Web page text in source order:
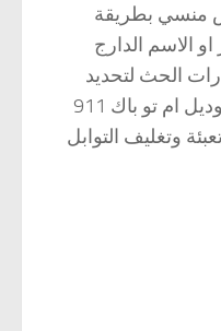
موديل ام تو باك 911 ماركة المهندس منسي بطريقة
الاسم الدارج
الحث لتحديد
طول الكيس ووضعة كما تستخدم ماكينة تعبئة وتغليف المنتجات و القطع و كل شيئ صلب – فلومنسيباك موديل ام تو باك 911
وتغليف التوابل